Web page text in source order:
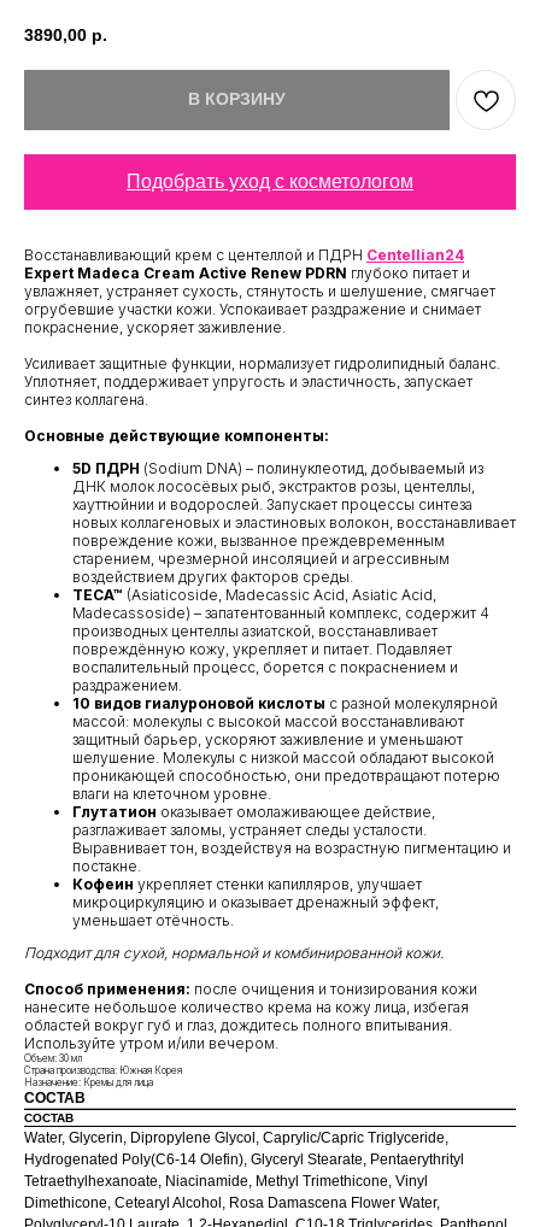
3890,00 р.
В КОРЗИНУ
Подобрать уход с косметологом
Восстанавливающий крем с центеллой и ПДРН Centellian24
Expert Madeca Cream Active Renew PDRN глубоко питает и
увлажняет, устраняет сухость, стянутость и шелушение, смягчает
огрубевшие участки кожи. Успокаивает раздражение и снимает
покраснение, ускоряет заживление.
Усиливает защитные функции, нормализует гидролипидный баланс.
Уплотняет, поддерживает упругость и эластичность, запускает
синтез коллагена.
Основные действующие компоненты:
5D ПДРН (Sodium DNA) – полинуклеотид, добываемый из
ДНК молок лососёвых рыб, экстрактов розы, центеллы,
хауттюйнии и водорослей. Запускает процессы синтеза
новых коллагеновых и эластиновых волокон, восстанавливает
повреждение кожи, вызванное преждевременным
старением, чрезмерной инсоляцией и агрессивным
воздействием других факторов среды.
TECA™ (Asiaticoside, Madecassic Acid, Asiatic Acid,
Madecassoside) – запатентованный комплекс, содержит 4
производных центеллы азиатской, восстанавливает
повреждённую кожу, укрепляет и питает. Подавляет
воспалительный процесс, борется с покраснением и
раздражением.
10 видов гиалуроновой кислоты с разной молекулярной
массой: молекулы с высокой массой восстанавливают
защитный барьер, ускоряют заживление и уменьшают
шелушение. Молекулы с низкой массой обладают высокой
проникающей способностью, они предотвращают потерю
влаги на клеточном уровне.
Глутатион оказывает омолаживающее действие,
разглаживает заломы, устраняет следы усталости.
Выравнивает тон, воздействуя на возрастную пигментацию и
постакне.
Кофеин укрепляет стенки капилляров, улучшает
микроциркуляцию и оказывает дренажный эффект,
уменьшает отёчность.
Подходит для сухой, нормальной и комбинированной кожи.
Способ применения: после очищения и тонизирования кожи
нанесите небольшое количество крема на кожу лица, избегая
областей вокруг губ и глаз, дождитесь полного впитывания.
Используйте утром и/или вечером.
Объем: 30 мл
Страна производства: Южная Корея
Назначение: Кремы для лица
СОСТАВ
СОСТАВ
Water, Glycerin, Dipropylene Glycol, Caprylic/Capric Triglyceride,
Hydrogenated Poly(C6-14 Olefin), Glyceryl Stearate, Pentaerythrityl
Tetraethylhexanoate, Niacinamide, Methyl Trimethicone, Vinyl
Dimethicone, Cetearyl Alcohol, Rosa Damascena Flower Water,